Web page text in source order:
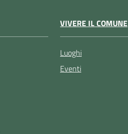
VIVERE IL COMUNE
Luoghi
Eventi